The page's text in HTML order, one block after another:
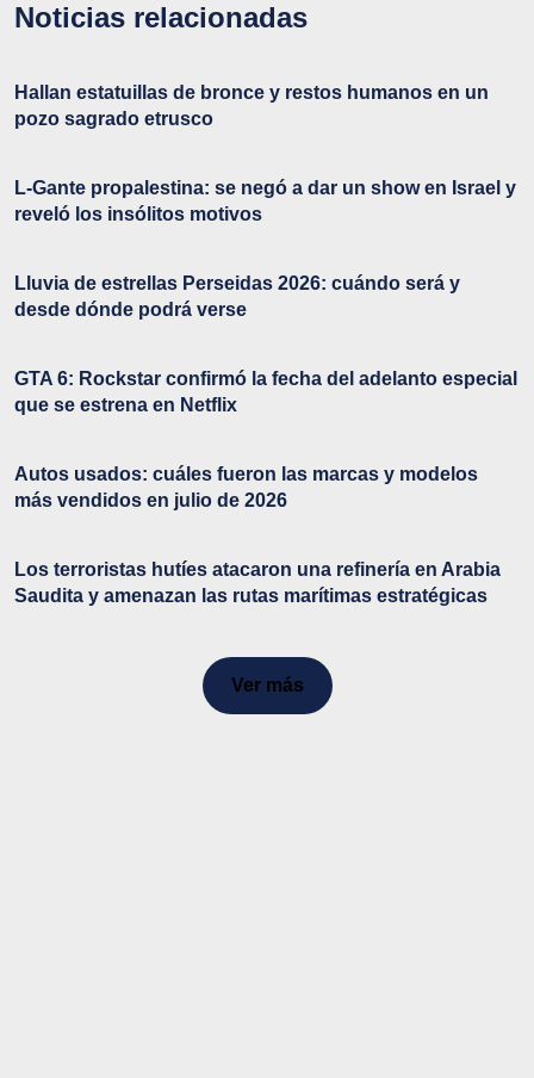
Noticias relacionadas
Hallan estatuillas de bronce y restos humanos en un
pozo sagrado etrusco
L-Gante propalestina: se negó a dar un show en Israel y
reveló los insólitos motivos
Lluvia de estrellas Perseidas 2026: cuándo será y
desde dónde podrá verse
GTA 6: Rockstar confirmó la fecha del adelanto especial
que se estrena en Netflix
Autos usados: cuáles fueron las marcas y modelos
más vendidos en julio de 2026
Los terroristas hutíes atacaron una refinería en Arabia
Saudita y amenazan las rutas marítimas estratégicas
Ver más